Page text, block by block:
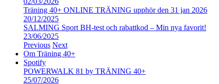
Träning 40+ ONLINE TRÄNING upphör den 31 jan 2026
20/12/2025
SALMING Sport BH-test och rabattkod – Min nya favorit!
23/06/2025
Previous Next
Om Träning 40+
Spotify
POWERWALK 81 by TRÄNING 40+
25/07/2026